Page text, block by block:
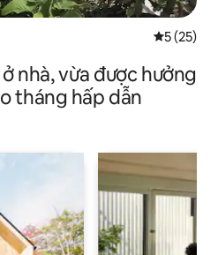
Xếp hạng
5 (25)
nhà, vừa được hưởng
tháng hấp dẫn